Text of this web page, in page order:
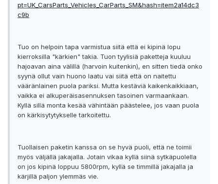
pt=UK_CarsParts_Vehicles_CarParts_SM&hash=item2a14dc3
c9b
Tuo on helpoin tapa varmistua siitä että ei kipinä lopu
kierroksilla "kärkien" takia. Tuon tyylisiä paketteja kuuluu
hajoavan aina välillä (harvoin kuitenkin), en sitten tiedä onko
syynä ollut vain huono laatu vai siitä että on naitettu
vääränlainen puola pariksi. Mutta kestäviä kaikenkaikkiaan,
vaikka ei alkuperäisasennuksen tasoinen varmaankaan.
Kyllä sillä monta kesää vähintään päästelee, jos vaan puola
on kärkisytytykselle tarkoitettu.
Tuollaisen paketin kanssa on se hyvä puoli, että ne toimii
myös väljällä jakajalla. Jotain vikaa kyllä siinä sytkäpuolella
on jos kipinä loppuu 5800rpm, kyllä se timmillä jakajalla ja
kärjillä paljon ylemmäs vie.